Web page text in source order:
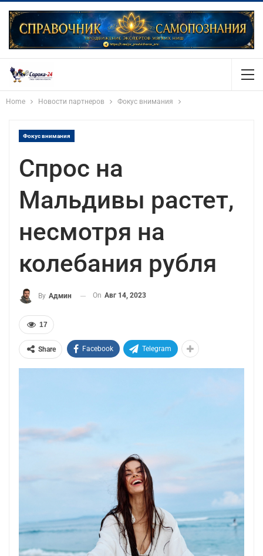
Home Новости партнеров Фокус внимания
Фокус внимания
Спрос на
Мальдивы растет,
несмотря на
колебания рубля
By Админ On Авг 14, 2023
17
Share Facebook Telegram